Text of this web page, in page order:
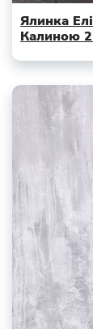
Ялинка
Калиною